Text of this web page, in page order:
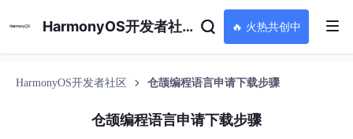
HarmonyOS开发者社区 🔥 火热共创中
HarmonyOS开发者社区 仓颉编程语言申请下载步骤
仓颉编程语言申请下载步骤